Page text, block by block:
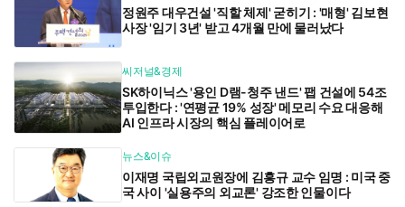
정원주 대우건설 '직할 체제' 굳히기 : '매형' 김보현
사장 '임기 3년' 받고 4개월 만에 물러났다
씨저널&경제
SK하이닉스 '용인 D램-청주 낸드' 팹 건설에 54조
투입한다 : '연평균 19% 성장' 메모리 수요 대응해
AI 인프라 시장의 핵심 플레이어로
뉴스&이슈
이재명 국립외교원장에 김흥규 교수 임명 : 미국 중
국 사이 '실용주의 외교론' 강조한 인물이다